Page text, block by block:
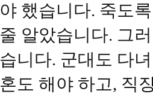
야 했습니다. 죽도
줄 알았습니다. 그
습니다. 군대도 다
혼도 해야 하고, 직